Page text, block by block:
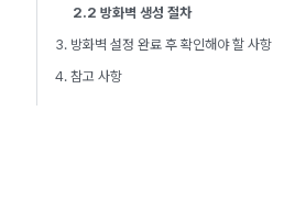
2.2 방화벽 생성 절차
3. 방화벽 설정 완료 후 확인해야 할 사항
4. 참고 사항